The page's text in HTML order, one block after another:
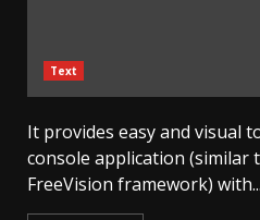
Text
It provides easy and visual
console application (similar
FreeVision framework) with...